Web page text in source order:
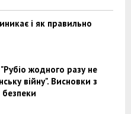
і як правильно
жодного разу не
війну". Висновки з